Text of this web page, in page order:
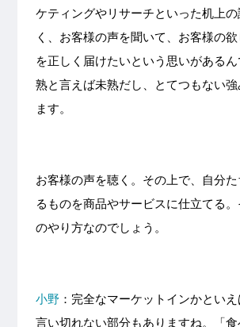
ケティングやリサーチといった机上
く、お客様の声を聞いて、お客様の
を正しく届けたいという思いがある
熟と言えば未熟だし、とてつもない
ます。
お客様の声を聴く。その上で、自分
るものを商品やサービスに仕立てる。
のやり方なのでしょう。
小野：完全なマーケットインかとい
言い切れない部分もありますね。「食